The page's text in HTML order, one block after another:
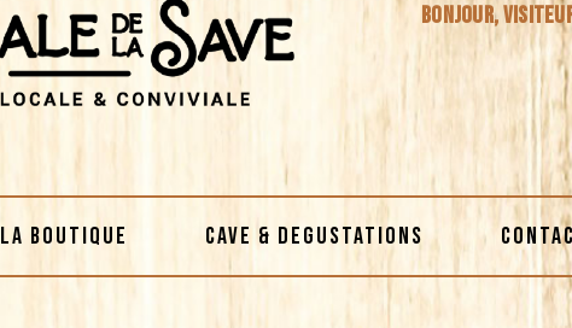
Bonjour,
LA BOUTIQUE CAVE & DEGUSTATIONS